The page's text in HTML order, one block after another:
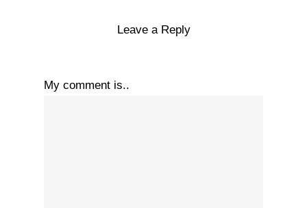
Leave a Reply
My comment is..